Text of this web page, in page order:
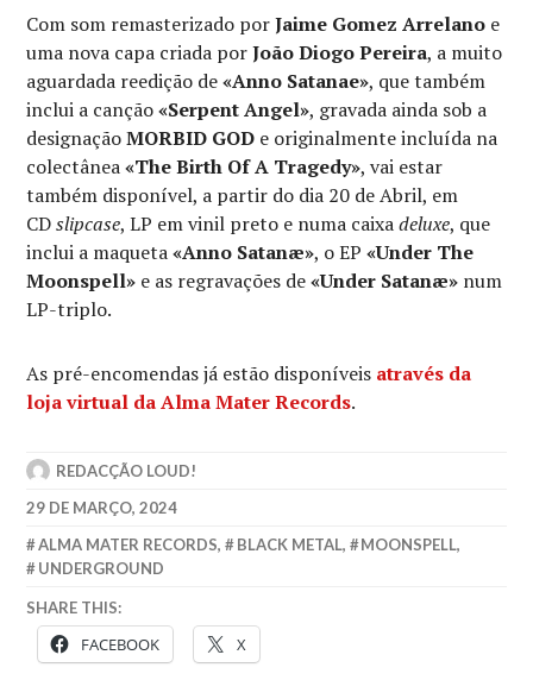
Com som remasterizado porJaime Gomez Arrelano e
uma nova capa criada porJoão Diogo Pereira, a muito
aguardada reedição de«Anno Satanae», que também
inclui a canção«Serpent Angel», gravada ainda sob a
designaçãoMORBID GOD e originalmente incluída na
colectânea«The Birth Of A Tragedy», vai estar
também disponível, a partir do dia 20 de Abril, em
CDslipcase, LP em vinil preto e numa caixadeluxe, que
inclui a maqueta«Anno Satanæ», o EP«Under The
Moonspell» e as regravações de«Under Satanæ» num
LP-triplo.
As pré-encomendas já estão disponíveis através da
loja virtual da Alma Mater Records.
REDACÇÃO LOUD!
29 DE MARÇO, 2024
ALMA MATER RECORDS, BLACK METAL, MOONSPELL,
UNDERGROUND
SHARE THIS:
FACEBOOK X